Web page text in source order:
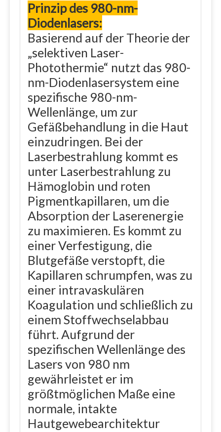
Prinzip des 980-nm-
Diodenlasers:
Basierend auf der Theorie der
„selektiven Laser-
Photothermie“ nutzt das 980-
nm-Diodenlasersystem eine
spezifische 980-nm-
Wellenlänge, um zur
Gefäßbehandlung in die Haut
einzudringen. Bei der
Laserbestrahlung kommt es
unter Laserbestrahlung zu
Hämoglobin und roten
Pigmentkapillaren, um die
Absorption der Laserenergie
zu maximieren. Es kommt zu
einer Verfestigung, die
Blutgefäße verstopft, die
Kapillaren schrumpfen, was zu
einer intravaskulären
Koagulation und schließlich zu
einem Stoffwechselabbau
führt. Aufgrund der
spezifischen Wellenlänge des
Lasers von 980 nm
gewährleistet er im
größtmöglichen Maße eine
normale, intakte
Hautgewebearchitektur